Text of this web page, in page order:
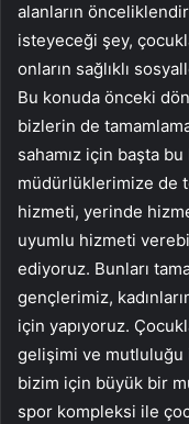
alanların
isteyeceği şey,
onların sağlıklı
Bu konuda önceki
bizlerin de
sahamız için başta
müdürlüklerimize de
hizmeti, yerinde
uyumlu hizmeti
ediyoruz. Bunları
gençlerimiz,
için yapıyoruz.
gelişimi ve mutluluğu
bizim için büyük bir
spor kompleksi ile